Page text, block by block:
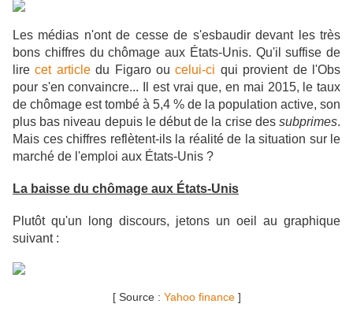
Les médias n'ont de cesse de s'esbaudir devant les très
bons chiffres du chômage aux États-Unis. Qu'il suffise de
lirecet articledu Figaro oucelui-ci qui provient de l'Obs
pour s'en convaincre... Il est vrai que, en mai 2015, le taux
de chômage est tombé à 5,4 % de la population active, son
plus bas niveau depuis le début de la crise des subprimes.
Mais ces chiffres reflètent-ils la réalité de la situation sur le
marché de l'emploi aux États-Unis ?
La baisse du chômage aux États-Unis
Plutôt qu'un long discours, jetons un oeil au graphique
suivant :
[ Source : Yahoo finance]